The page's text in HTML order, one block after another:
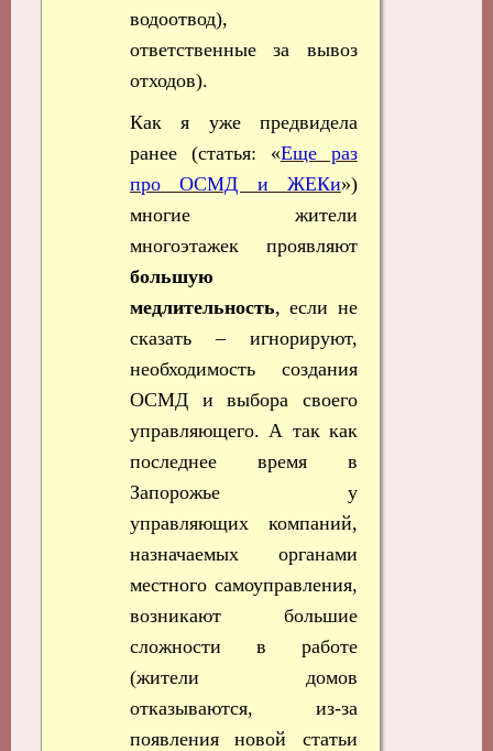
водоотвод),
ответственные за вывоз
отходов).
Как я уже предвидела
ранее (статья: «Еще раз
про ОСМД и ЖЕКи»)
многие жители
многоэтажек проявляют
большую
медлительность, если не
сказать – игнорируют,
необходимость создания
ОСМД и выбора своего
управляющего. А так как
последнее время в
Запорожье у
управляющих компаний,
назначаемых органами
местного самоуправления,
возникают большие
сложности в работе
(жители домов
отказываются, из-за
появления новой статьи